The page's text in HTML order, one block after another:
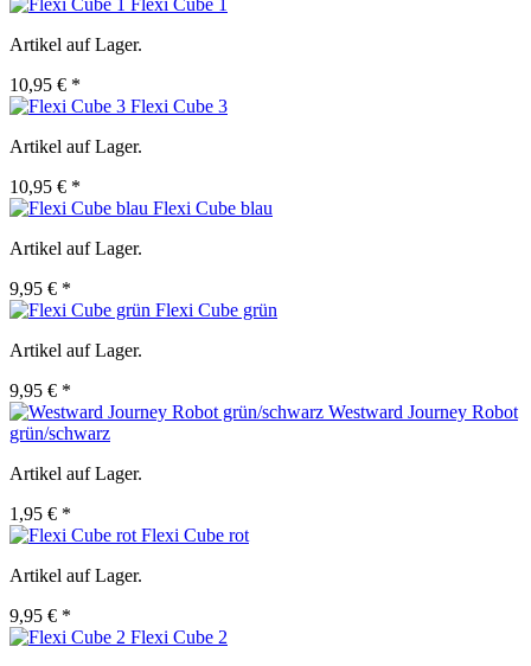
Flexi Cube 1
Artikel auf Lager.
10,95 € *
Flexi Cube 3
Artikel auf Lager.
10,95 € *
Flexi Cube blau
Artikel auf Lager.
9,95 € *
Flexi Cube grün
Artikel auf Lager.
9,95 € *
Westward Journey Robot
grün/schwarz
Artikel auf Lager.
1,95 € *
Flexi Cube rot
Artikel auf Lager.
9,95 € *
Flexi Cube 2